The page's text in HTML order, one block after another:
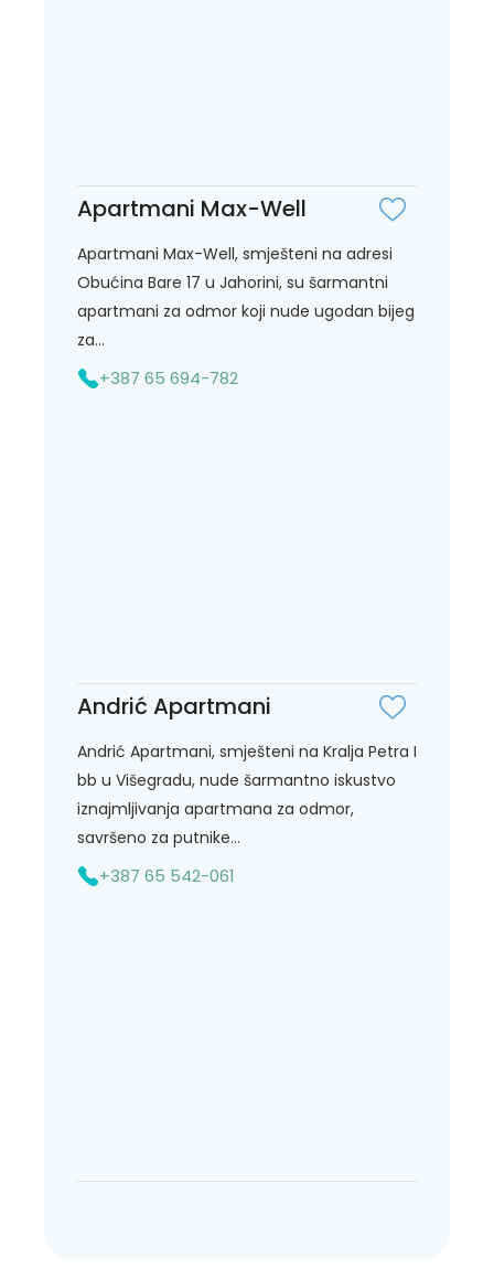
Apartmani Max-Well
Apartmani Max-Well, smješteni na adresi
Obućina Bare 17 u Jahorini, su šarmantni
apartmani za odmor koji nude ugodan bijeg
za...
+387 65 694-782
Andrić Apartmani
Andrić Apartmani, smješteni na Kralja Petra I
bb u Višegradu, nude šarmantno iskustvo
iznajmljivanja apartmana za odmor,
savršeno za putnike...
+387 65 542-061